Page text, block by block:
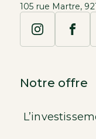
105 rue Martre,
Notre offre